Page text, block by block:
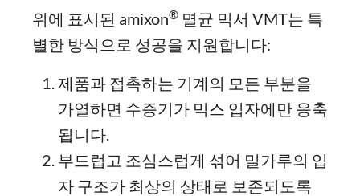
위에 표시된 amixon® 멸균 믹서 VMT는 특
별한 방식으로 성공을 지원합니다:
제품과 접촉하는 기계의 모든 부분을
가열하면 수증기가 믹스 입자에만 응축
됩니다.
부드럽고 조심스럽게 섞어 밀가루의 입
자 구조가 최상의 상태로 보존되도록